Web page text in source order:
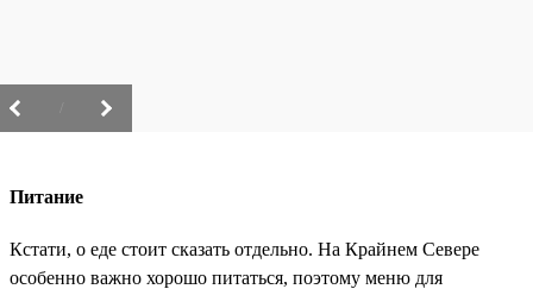
Питание
Кстати, о еде стоит сказать отдельно. На Крайнем Севере
особенно важно хорошо питаться, поэтому меню для